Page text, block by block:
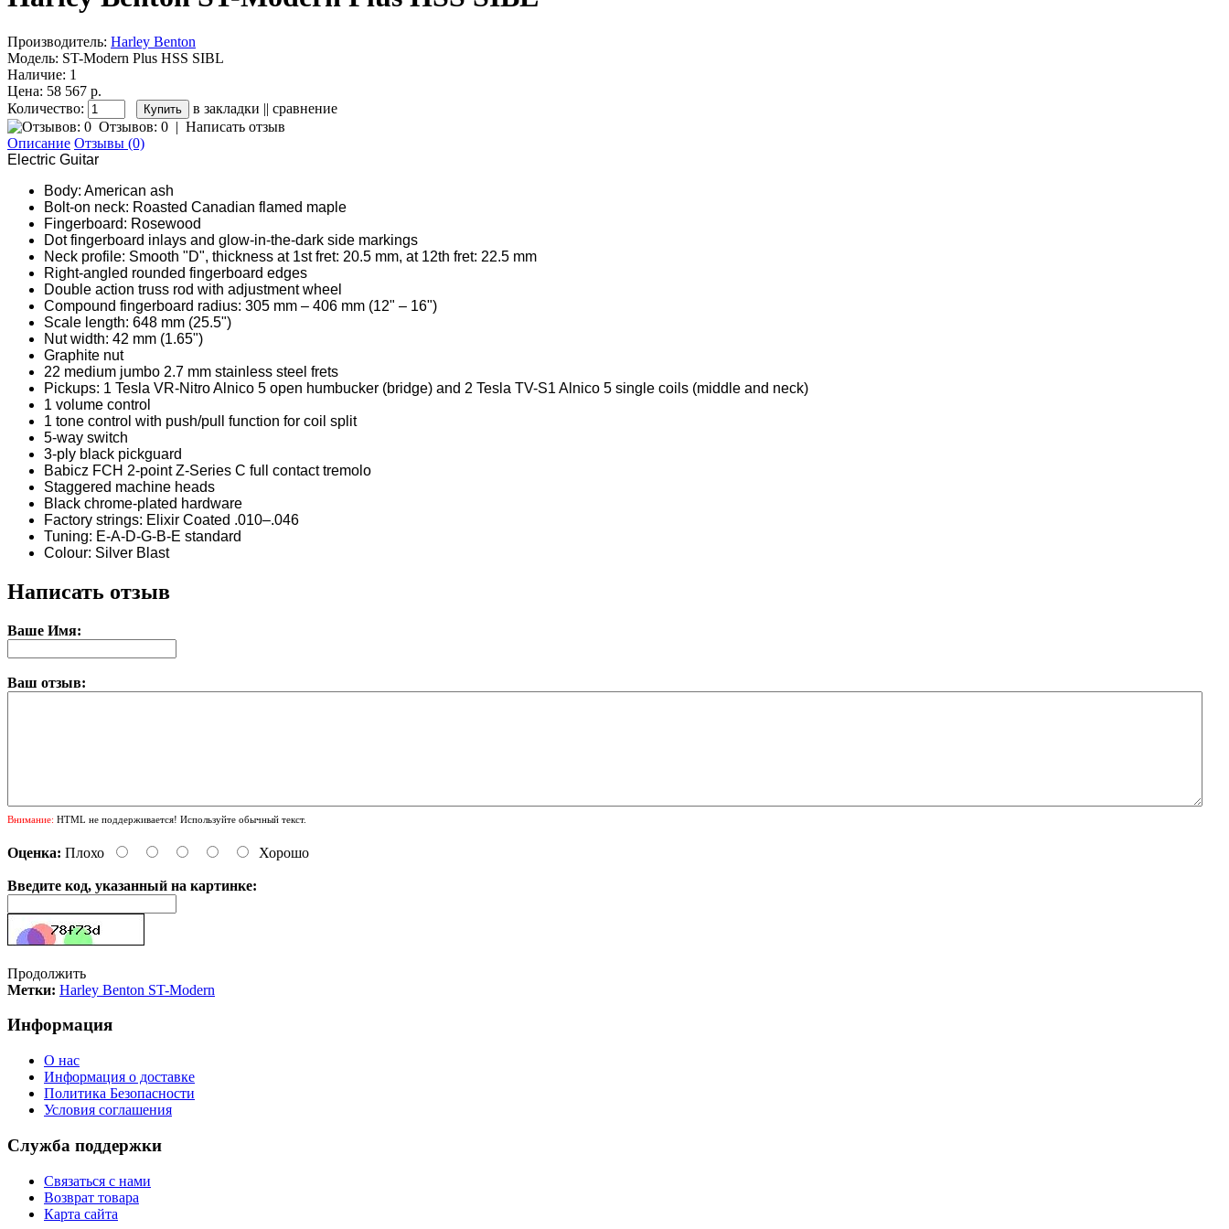
Производитель: Harley Benton
Модель: ST-Modern Plus HSS SIBL
Наличие: 1
Цена: 58 567 р.
Количество:
в закладки || сравнение
Отзывов: 0 | Написать отзыв
Описание Отзывы (0)
Electric Guitar
Body: American ash
Bolt-on neck: Roasted Canadian flamed maple
Fingerboard: Rosewood
Dot fingerboard inlays and glow-in-the-dark side markings
Neck profile: Smooth "D", thickness at 1st fret: 20.5 mm, at 12th fret: 22.5 mm
Right-angled rounded fingerboard edges
Double action truss rod with adjustment wheel
Compound fingerboard radius: 305 mm – 406 mm (12" – 16")
Scale length: 648 mm (25.5")
Nut width: 42 mm (1.65")
Graphite nut
22 medium jumbo 2.7 mm stainless steel frets
Pickups: 1 Tesla VR-Nitro Alnico 5 open humbucker (bridge) and 2 Tesla TV-S1 Alnico 5 single coils (middle and neck)
1 volume control
1 tone control with push/pull function for coil split
5-way switch
3-ply black pickguard
Babicz FCH 2-point Z-Series C full contact tremolo
Staggered machine heads
Black chrome-plated hardware
Factory strings: Elixir Coated .010–.046
Tuning: E-A-D-G-B-E standard
Colour: Silver Blast
Написать отзыв
Ваше Имя:
Ваш отзыв:
Внимание: HTML не поддерживается! Используйте обычный текст.
Оценка: Плохо Хорошо
Введите код, указанный на картинке:
Продолжить
Метки: Harley Benton ST-Modern
Информация
О нас
Информация о доставке
Политика Безопасности
Условия соглашения
Служба поддержки
Связаться с нами
Возврат товара
Карта сайта